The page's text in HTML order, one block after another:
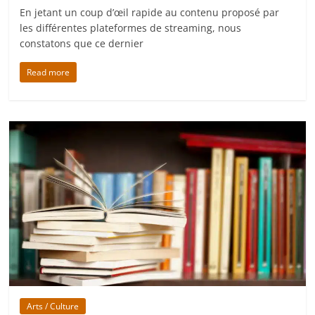
En jetant un coup d’œil rapide au contenu proposé par
les différentes plateformes de streaming, nous
constatons que ce dernier
Read more
Arts / Culture